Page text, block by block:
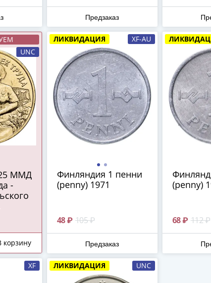
Предзаказ
UNC
ММД
-
корзину
ЛИКВИДАЦИЯ XF-AU
Финляндия 1 пенни
(penny) 1971
48 ₽ 105 ₽
Предзаказ
(penny)
68 ₽ 112 ₽
XF ЛИКВИДАЦИЯ UNC